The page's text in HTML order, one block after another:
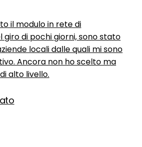
il modulo in rete di
giro di pochi giorni, sono stato
locali dalle quali mi sono
Ancora non ho scelto ma
alto livello.